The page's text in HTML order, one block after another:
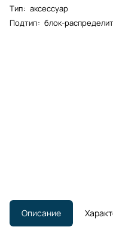
Тип: аксессуар
Подтип: блок-
Описание